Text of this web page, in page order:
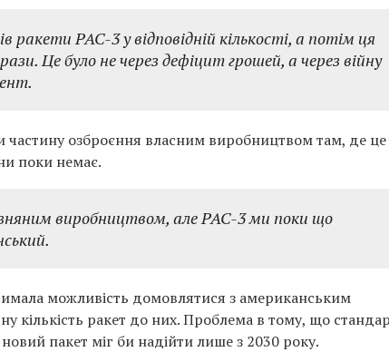
РАС-3 у відповідній кількості, а потім ця
Це було не через дефіцит грошей, а через війну
частину озброєння власним виробництвом там, де це
поки немає.
виробництвом, але РАС-3 ми поки що
можливість домовлятися з американським
кількість ракет до них. Проблема в тому, що
пакет міг би надійти лише з 2030 року.